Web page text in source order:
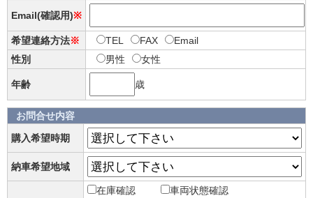
Email(確認用)※
希望連絡方法※ TEL FAX
Email
性別
男性 女性
年齢 歳
お問合せ内容
購入希望時期
納車希望地域
在庫確認
車両状態確認